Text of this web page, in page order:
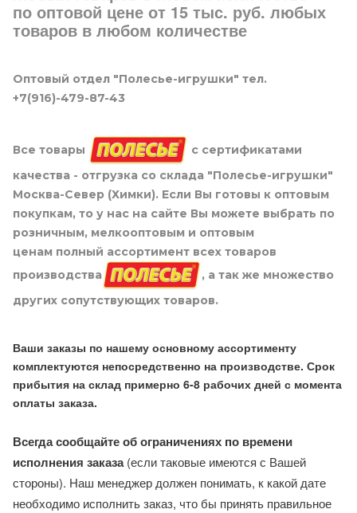
по оптовой цене от 15 тыс. руб. любых
товаров в любом количестве
Оптовый отдел "Полесье-игрушки" тел.
+7(916)-479-87-43
Все товары
с сертификатами
качества - отгрузка со склада "Полесье-игрушки"
Москва-Север (Химки). Если Вы готовы к оптовым
покупкам, то у нас на сайте Вы можете выбрать по
розничным, мелкооптовым и оптовым
ценам полный ассортимент всех товаров
производства
, а так же множество
других сопутствующих товаров.
Ваши заказы по нашему основному ассортименту
комплектуются непосредственно на производстве. Срок
прибытия на склад примерно 6-8 рабочих дней с момента
оплаты заказа.
Всегда сообщайте об ограничениях по времени
исполнения заказа(если таковые имеются с Вашей
стороны). Наш менеджер должен понимать, к какой дате
необходимо исполнить заказ, что бы принять правильное